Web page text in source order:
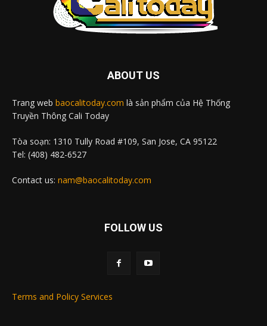
ABOUT US
Trang web baocalitoday.com là sản phẩm của Hệ Thống
Truyền Thông Cali Today
Tòa soạn: 1310 Tully Road #109, San Jose, CA 95122
Tel: (408) 482-6527
Contact us: nam@baocalitoday.com
FOLLOW US
Terms and Policy Services